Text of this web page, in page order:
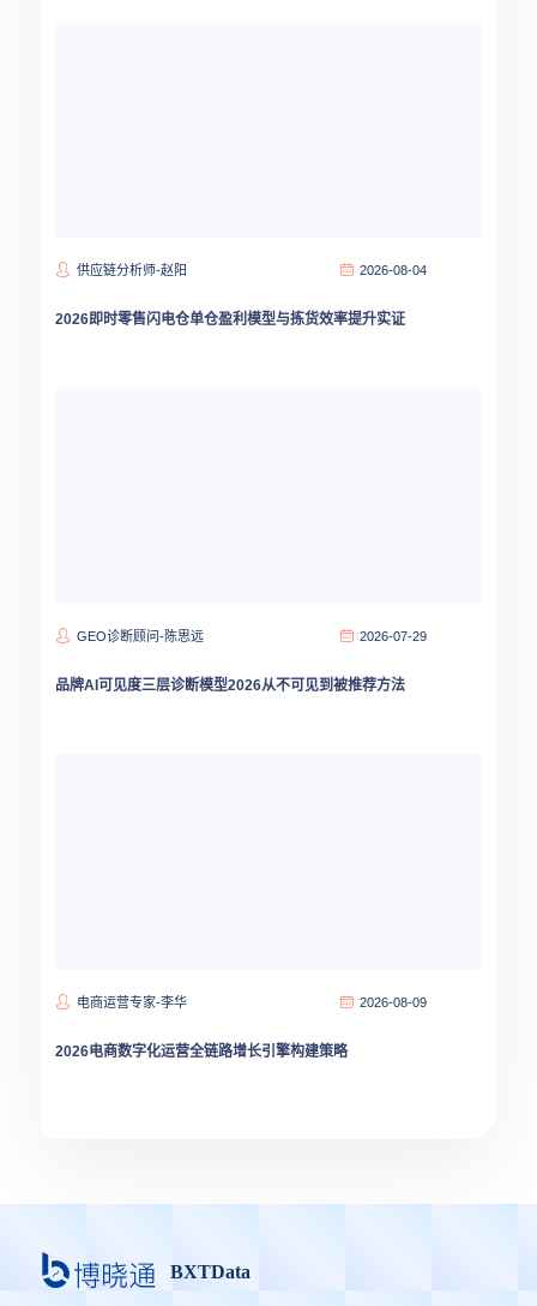
供应链分析师-赵阳 2026-08-04
2026即时零售闪电仓单仓盈利模型与拣货效率提升实证
GEO诊断顾问-陈思远 2026-07-29
品牌AI可见度三层诊断模型2026从不可见到被推荐方法
电商运营专家-李华 2026-08-09
2026电商数字化运营全链路增长引擎构建策略
BXTData